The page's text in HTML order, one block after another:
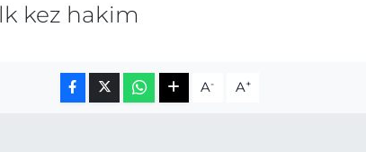
kez hakim
A- A+